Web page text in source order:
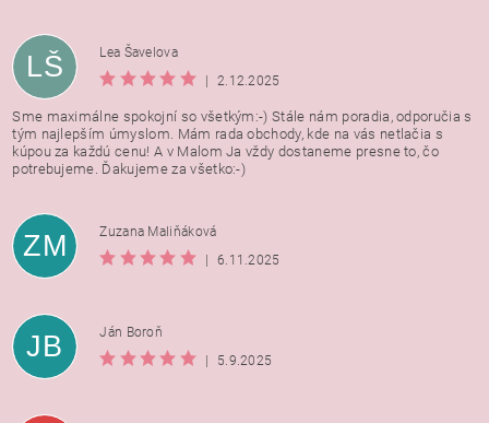
LŠ
Lea Šavelova
2.12.2025
Sme maximálne spokojní so všetkým:-) Stále nám poradia, odporučia s
tým najlepším úmyslom. Mám rada obchody, kde na vás netlačia s
kúpou za každú cenu! A v Malom Ja vždy dostaneme presne to, čo
potrebujeme. Ďakujeme za všetko:-)
ZM
Zuzana Maliňáková
6.11.2025
JB
Ján Boroň
5.9.2025